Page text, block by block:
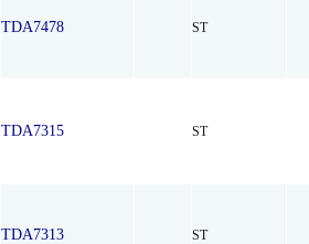
TDA7478 ST
TDA7315 ST
TDA7313 ST